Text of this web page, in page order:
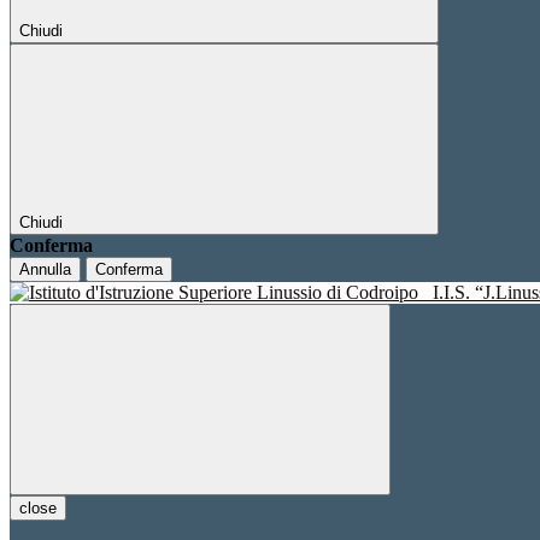
Chiudi
Chiudi
Conferma
Annulla Conferma
I.I.S.
close